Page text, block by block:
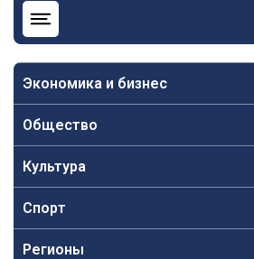
Экономика и бизнес
Общество
Культура
Спорт
Регионы